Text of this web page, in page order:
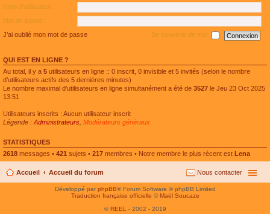
e
n
t
s
é
e
e
l
s
e
n
t
Nom d’utilisateur :
Mot de passe :
J’ai oublié mon mot de passe
Se souvenir de moi
QUI EST EN LIGNE ?
Au total, il y a 5 utilisateurs en ligne :: 0 inscrit, 0 invisible et 5 invités (selon le nombre
d’utilisateurs actifs des 5 dernières minutes)
Le nombre maximal d’utilisateurs en ligne simultanément a été de 3527 le Jeu 23 Oct 2025
13:51
Utilisateurs inscrits : Aucun utilisateur inscrit
Légende : Administrateurs Modérateurs généraux
STATISTIQUES
2618 messages • 421 sujets • 217 membres • Notre membre le plus récent est Lena
Accueil Accueil du forum Nous contacter
Développé parphpBB® Forum Software © phpBB Limited
Traduction française officielle © Maël Soucaze
© REEL - 2002 - 2019